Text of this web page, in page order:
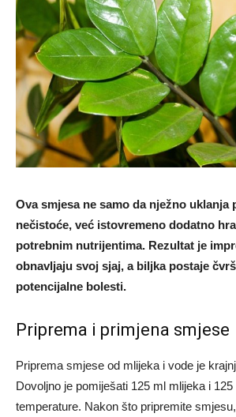
Ova smjesa ne samo da nježno uklanja
nečistoće, već istovremeno dodatno
potrebnim nutrijentima. Rezultat je
obnavljaju svoj sjaj, a biljka postaje
potencijalne bolesti.
Priprema i primjena smjese
Priprema smjese od mlijeka i vode je
Dovoljno je pomiješati 125 ml mlijeka i
temperature. Nakon što pripremite